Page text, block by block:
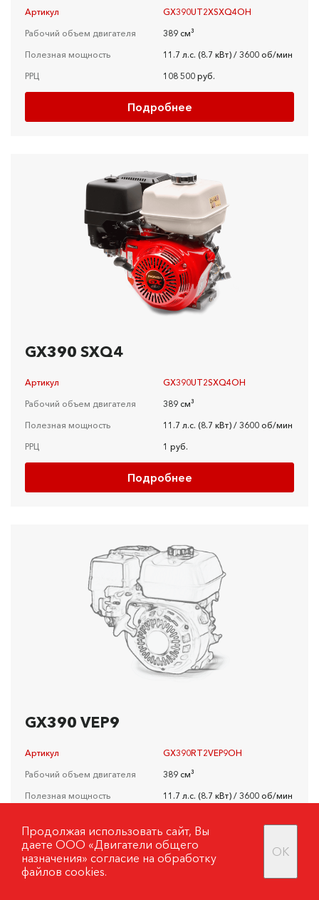
Артикул
GX390UT2XSXQ4OH
Рабочий объем двигателя
389 см³
Полезная мощность
11.7 л.с. (8.7 кВт) / 3600 об/мин
РРЦ
108 500 руб.
Подробнее
GX390 SXQ4
Артикул
GX390UT2SXQ4OH
Рабочий объем двигателя
389 см³
Полезная мощность
11.7 л.с. (8.7 кВт) / 3600 об/мин
РРЦ
1 руб.
Подробнее
GX390 VEP9
Артикул
GX390RT2VEP9OH
Рабочий объем двигателя
389 см³
Полезная мощность
11.7 л.с. (8.7 кВт) / 3600 об/мин
Подробнее
Продолжая использовать сайт, Вы
даете ООО «Двигатели общего
назначения» согласие на обработку
файлов cookies.
OK